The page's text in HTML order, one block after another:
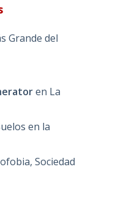
Grande del
en La
en la
Sociedad